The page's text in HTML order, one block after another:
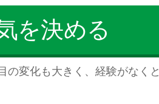
を決める
の変化も大きく、経験がなくと